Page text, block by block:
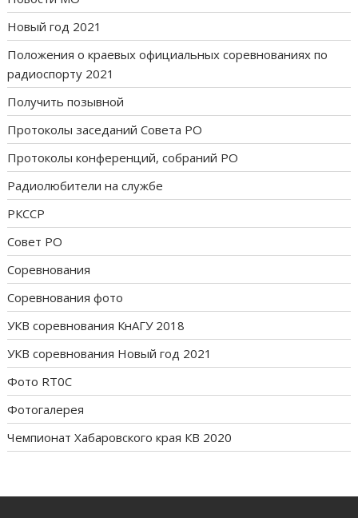
Новый год 2021
Положения о краевых официальных соревнованиях по
радиоспорту 2021
Получить позывной
Протоколы заседаний Совета РО
Протоколы конференций, собраний РО
Радиолюбители на службе
РКССР
Совет РО
Соревнования
Соревнования фото
УКВ соревнования КнАГУ 2018
УКВ соревнования Новый год 2021
Фото RT0C
Фотогалерея
Чемпионат Хабаровского края КВ 2020